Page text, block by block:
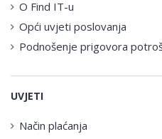
O Find IT-u
Opći uvjeti poslovanja
Podnošenje prigovora
UVJETI
Način plaćanja